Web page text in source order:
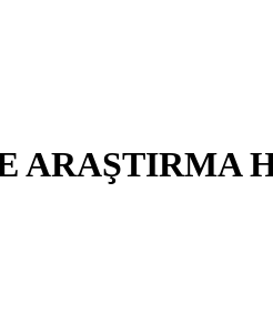
ARAŞTIRMA